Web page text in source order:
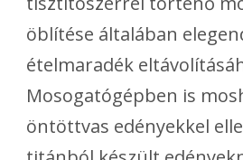
öblítése általában
ételmaradék
Mosogatógépben is
öntöttvas edényekkel